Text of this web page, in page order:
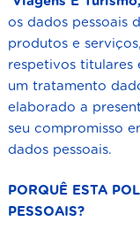
os dados pessoais
produtos e
respetivos titulares
um tratamento
elaborado a
seu compromisso
dados pessoais.
PORQUÊ ESTA
PESSOAIS?